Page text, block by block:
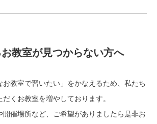
教室が見つからない方へ
お教室で習いたい」をかなえるため、私たち
くお教室を増やしております。
開催場所など、ご希望がありましたら是非お